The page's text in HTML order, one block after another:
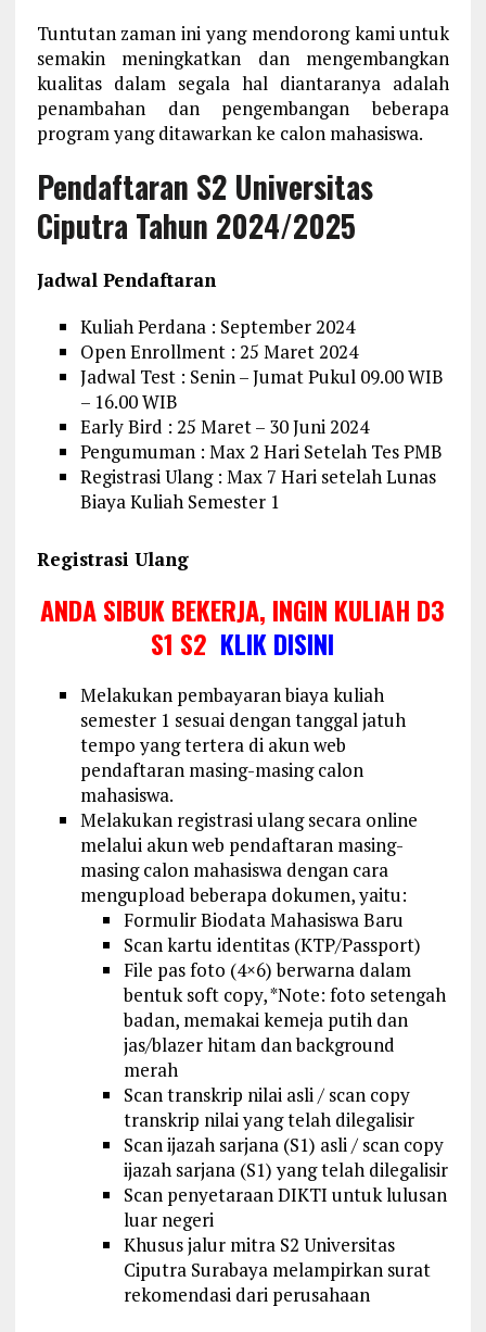
Tuntutan zaman ini yang mendorong kami untuk
semakin meningkatkan dan mengembangkan
kualitas dalam segala hal diantaranya adalah
penambahan dan pengembangan beberapa
program yang ditawarkan ke calon mahasiswa.
Pendaftaran S2 Universitas
Ciputra Tahun 2024/2025
Jadwal Pendaftaran
Kuliah Perdana : September 2024
Open Enrollment : 25 Maret 2024
Jadwal Test : Senin – Jumat Pukul 09.00 WIB
– 16.00 WIB
Early Bird : 25 Maret – 30 Juni 2024
Pengumuman : Max 2 Hari Setelah Tes PMB
Registrasi Ulang : Max 7 Hari setelah Lunas
Biaya Kuliah Semester 1
Registrasi Ulang
ANDA SIBUK BEKERJA, INGIN KULIAH D3
S1 S2 KLIK DISINI
Melakukan pembayaran biaya kuliah
semester 1 sesuai dengan tanggal jatuh
tempo yang tertera di akun web
pendaftaran masing-masing calon
mahasiswa.
Melakukan registrasi ulang secara online
melalui akun web pendaftaran masing-
masing calon mahasiswa dengan cara
mengupload beberapa dokumen, yaitu:
Formulir Biodata Mahasiswa Baru
Scan kartu identitas (KTP/Passport)
File pas foto (4×6) berwarna dalam
bentuk soft copy, *Note: foto setengah
badan, memakai kemeja putih dan
jas/blazer hitam dan background
merah
Scan transkrip nilai asli / scan copy
transkrip nilai yang telah dilegalisir
Scan ijazah sarjana (S1) asli / scan copy
ijazah sarjana (S1) yang telah dilegalisir
Scan penyetaraan DIKTI untuk lulusan
luar negeri
Khusus jalur mitra S2 Universitas
Ciputra Surabaya melampirkan surat
rekomendasi dari perusahaan